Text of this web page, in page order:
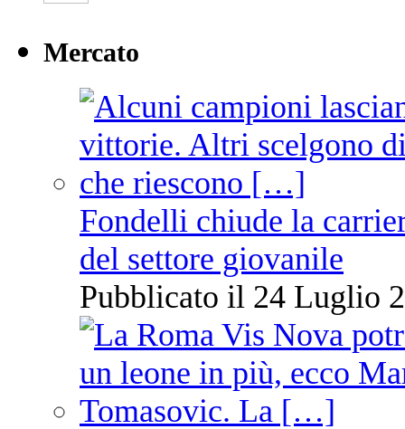
Mercato
Fondelli chiude la
del settore giovanile
Pubblicato il 24 Luglio